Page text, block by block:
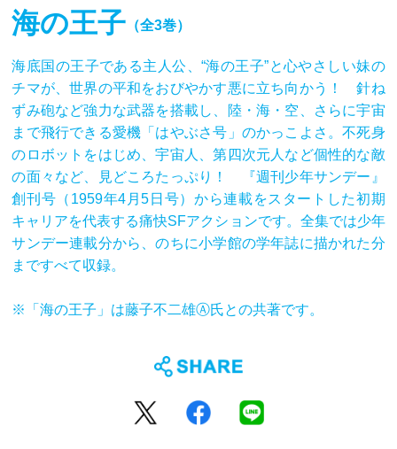
海の王子 （全3巻）
海底国の王子である主人公、“海の王子”と心やさしい妹の
チマが、世界の平和をおびやかす悪に立ち向かう！ 針ね
ずみ砲など強力な武器を搭載し、陸・海・空、さらに宇宙
まで飛行できる愛機「はやぶさ号」のかっこよさ。不死身
のロボットをはじめ、宇宙人、第四次元人など個性的な敵
の面々など、見どころたっぷり！ 『週刊少年サンデー』
創刊号（1959年4月5日号）から連載をスタートした初期
キャリアを代表する痛快SFアクションです。全集では少年
サンデー連載分から、のちに小学館の学年誌に描かれた分
まですべて収録。
※「海の王子」は藤子不二雄Ⓐ氏との共著です。